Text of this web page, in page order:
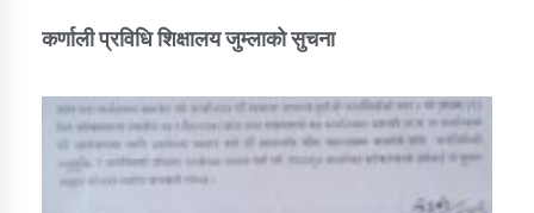
कर्णाली प्रविधि शिक्षालय जुम्लाको सुचना